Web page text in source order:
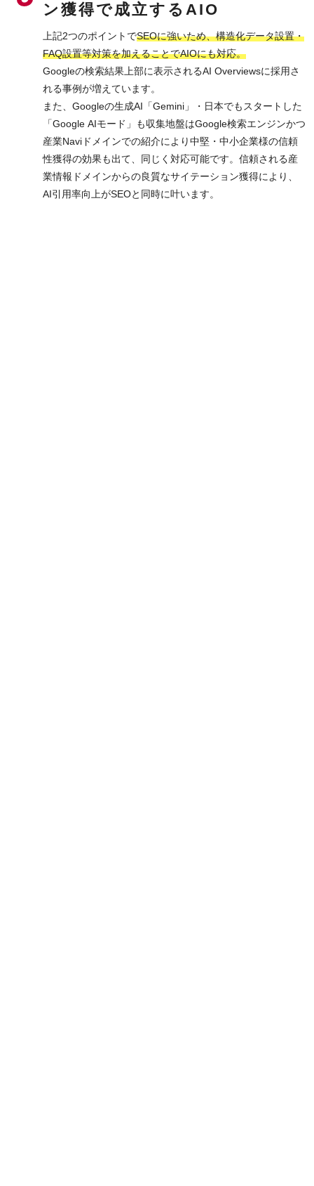
ン獲得で成立するAIO
上記2つのポイントでSEOに強いため、構造化データ設置・
FAQ設置等対策を加えることでAIOにも対応。
Googleの検索結果上部に表示されるAI Overviewsに採用さ
れる事例が増えています。
また、Googleの生成AI「Gemini」・日本でもスタートした
「Google AIモード」も収集地盤はGoogle検索エンジンかつ
産業Naviドメインでの紹介により中堅・中小企業様の信頼
性獲得の効果も出て、同じく対応可能です。信頼される産
業情報ドメインからの良質なサイテーション獲得により、
AI引用率向上がSEOと同時に叶います。